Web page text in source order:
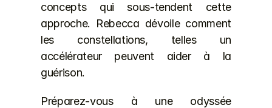
concepts qui sous-tendent cette
approche. Rebecca dévoile comment
les constellations, telles un
accélérateur peuvent aider à la
guérison.
Préparez-vous à une odyssée